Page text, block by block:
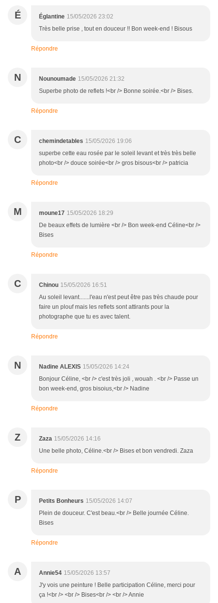
É Églantine 15/05/2026 23:02
Très belle prise , tout en douceur !! Bon week-end ! Bisous
Répondre
N Nounoumade 15/05/2026 21:32
Superbe photo de reflets !<br /> Bonne soirée.<br /> Bises.
Répondre
C chemindetables 15/05/2026 19:06
superbe cette eau rosée par le soleil levant et très très belle
photo<br /> douce soirée<br /> gros bisous<br /> patricia
Répondre
M moune17 15/05/2026 18:29
De beaux effets de lumière <br /> Bon week-end Céline<br />
Bises
Répondre
C Chinou 15/05/2026 16:51
Au soleil levant.......l'eau n'est peut être pas très chaude pour
faire un plouf mais les reflets sont attirants pour la
photographe que tu es avec talent.
Répondre
N Nadine ALEXIS 15/05/2026 14:24
Bonjour Céline, <br /> c'est très joli , wouah . <br /> Passe un
bon week-end, gros bisoius,<br /> Nadine
Répondre
Z Zaza 15/05/2026 14:16
Une belle photo, Céline.<br /> Bises et bon vendredi. Zaza
Répondre
P Petits Bonheurs 15/05/2026 14:07
Plein de douceur. C'est beau.<br /> Belle journée Céline.
Bises
Répondre
A Annie54 15/05/2026 13:57
J'y vois une peinture ! Belle participation Céline, merci pour
ça !<br /> <br /> Bises<br /> <br /> Annie